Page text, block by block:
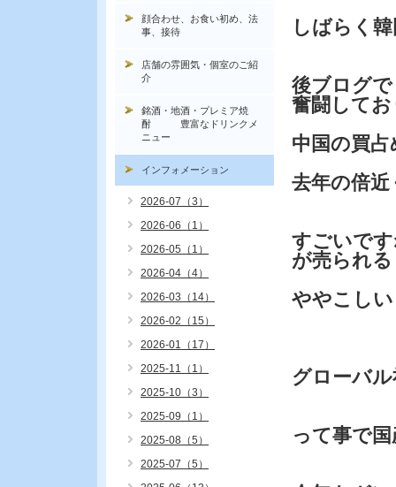
しばらく
後ブログ
奮闘して
中国の買
去年の倍
すごいで
が売られる
ややこし
グローバ
って事で
顔合わせ、お食い初め、法
事、接待
店舗の雰囲気・個室のご紹
介
銘酒・地酒・プレミア焼
酎 豊富なドリンクメ
ニュー
インフォメーション
2026-07（3）
2026-06（1）
2026-05（1）
2026-04（4）
2026-03（14）
2026-02（15）
2026-01（17）
2025-11（1）
2025-10（3）
2025-09（1）
2025-08（5）
2025-07（5）